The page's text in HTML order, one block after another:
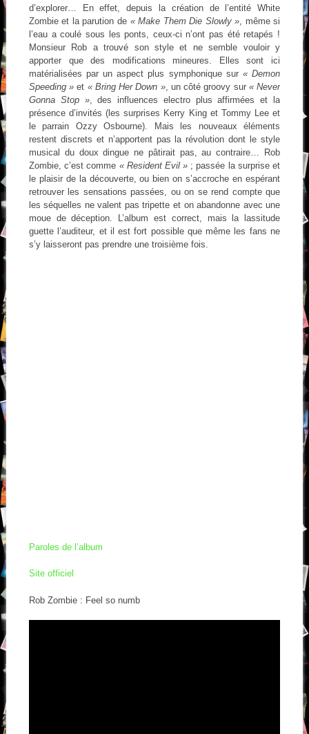
d’explorer… En effet, depuis la création de l’entité White
Zombie et la parution de « Make Them Die Slowly » , même si
l’eau a coulé sous les ponts, ceux-ci n’ont pas été retapés !
Monsieur Rob a trouvé son style et ne semble vouloir y
apporter que des modifications mineures. Elles sont ici
matérialisées par un aspect plus symphonique sur « Demon
Speeding » et « Bring Her Down », un côté groovy sur « Never
Gonna Stop », des influences electro plus affirmées et la
présence d’invités (les surprises Kerry King et Tommy Lee et
le parrain Ozzy Osbourne). Mais les nouveaux éléments
restent discrets et n’apportent pas la révolution dont le style
musical du doux dingue ne pâtirait pas, au contraire… Rob
Zombie, c’est comme « Resident Evil » ; passée la surprise et
le plaisir de la découverte, ou bien on s’accroche en espérant
retrouver les sensations passées, ou on se rend compte que
les séquelles ne valent pas tripette et on abandonne avec une
moue de déception. L’album est correct, mais la lassitude
guette l’auditeur, et il est fort possible que même les fans ne
s’y laisseront pas prendre une troisième fois.
Paroles de l’album
Site officiel
Rob Zombie : Feel so numb